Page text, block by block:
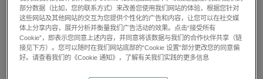
显示完整资料
部分数据（比如，您的联系方式）来改善您使用我们网站的体验，根据您针对
这些网站及其他网站的交互为您提供个性化的广告和内容，让您可以在社交媒
体上分享内容，展开分析并衡量我们广告活动的效果。点击“接受所有
Cookie”，即表示您同意上述内容，并同意将该数据与我们的合作伙伴共享（链
接见下方）。您可以随时在我们网站底部的“Cookie 设置”部分更改您的同意偏
好。请查看我们的《Cookie 通知》，了解有关我们实践的更多信息